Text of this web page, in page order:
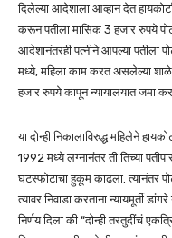
दिलेल्या आदेशाला आव्हान देत
करून पतीला मासिक 3 हजार रुपये
आदेशानंतरही पत्नीने आपल्या पतीला
मध्ये, महिला काम करत असलेल्या
हजार रुपये कापून न्यायालयात जमा
या दोन्ही निकालाविरुद्ध महिलेने
1992 मध्ये लग्नानंतर ती तिच्या
घटस्फोटाचा हुकूम काढला. त्यानंतर
त्यावर निवाडा करताना न्यायमूर्ती
निर्णय दिला की “दोन्ही तरतुदींचं